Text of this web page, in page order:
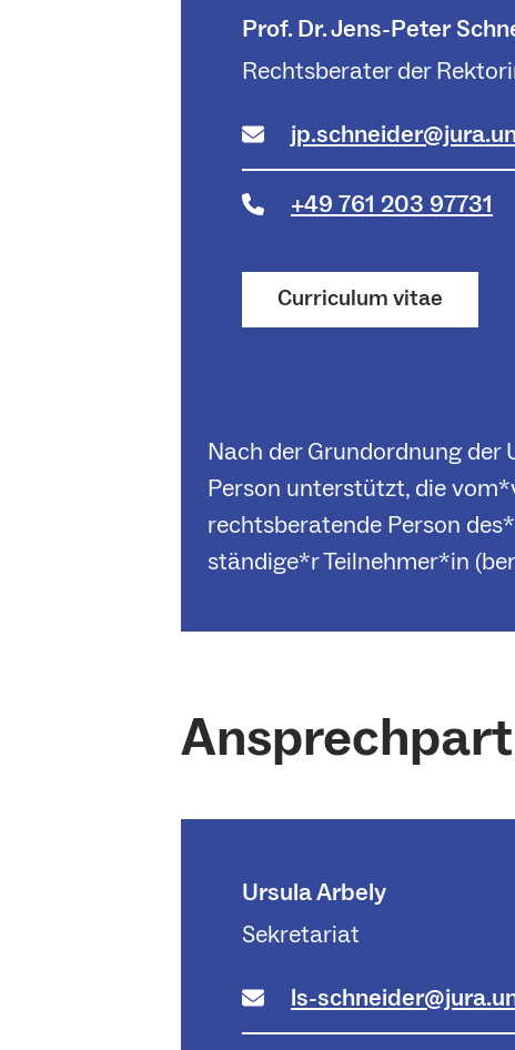
Prof. Dr. Jens-Peter
Rechtsberater der
+49 761 203 97731
Curriculum vitae
Nach der Grundordnung
Person unterstützt, die
rechtsberatende Person
ständige*r Teilnehmer*in
Ursula Arbely
Sekretariat
ls-